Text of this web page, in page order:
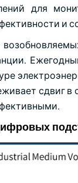
для
и
сдвиг в